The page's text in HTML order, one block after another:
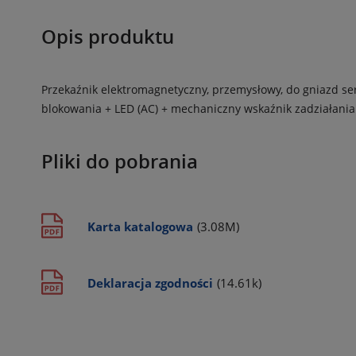
Opis produktu
Przekaźnik elektromagnetyczny, przemysłowy, do gniazd
blokowania + LED (AC) + mechaniczny wskaźnik zadziałania
Pliki do pobrania
Karta katalogowa (3.08M)
Deklaracja zgodności (14.61k)